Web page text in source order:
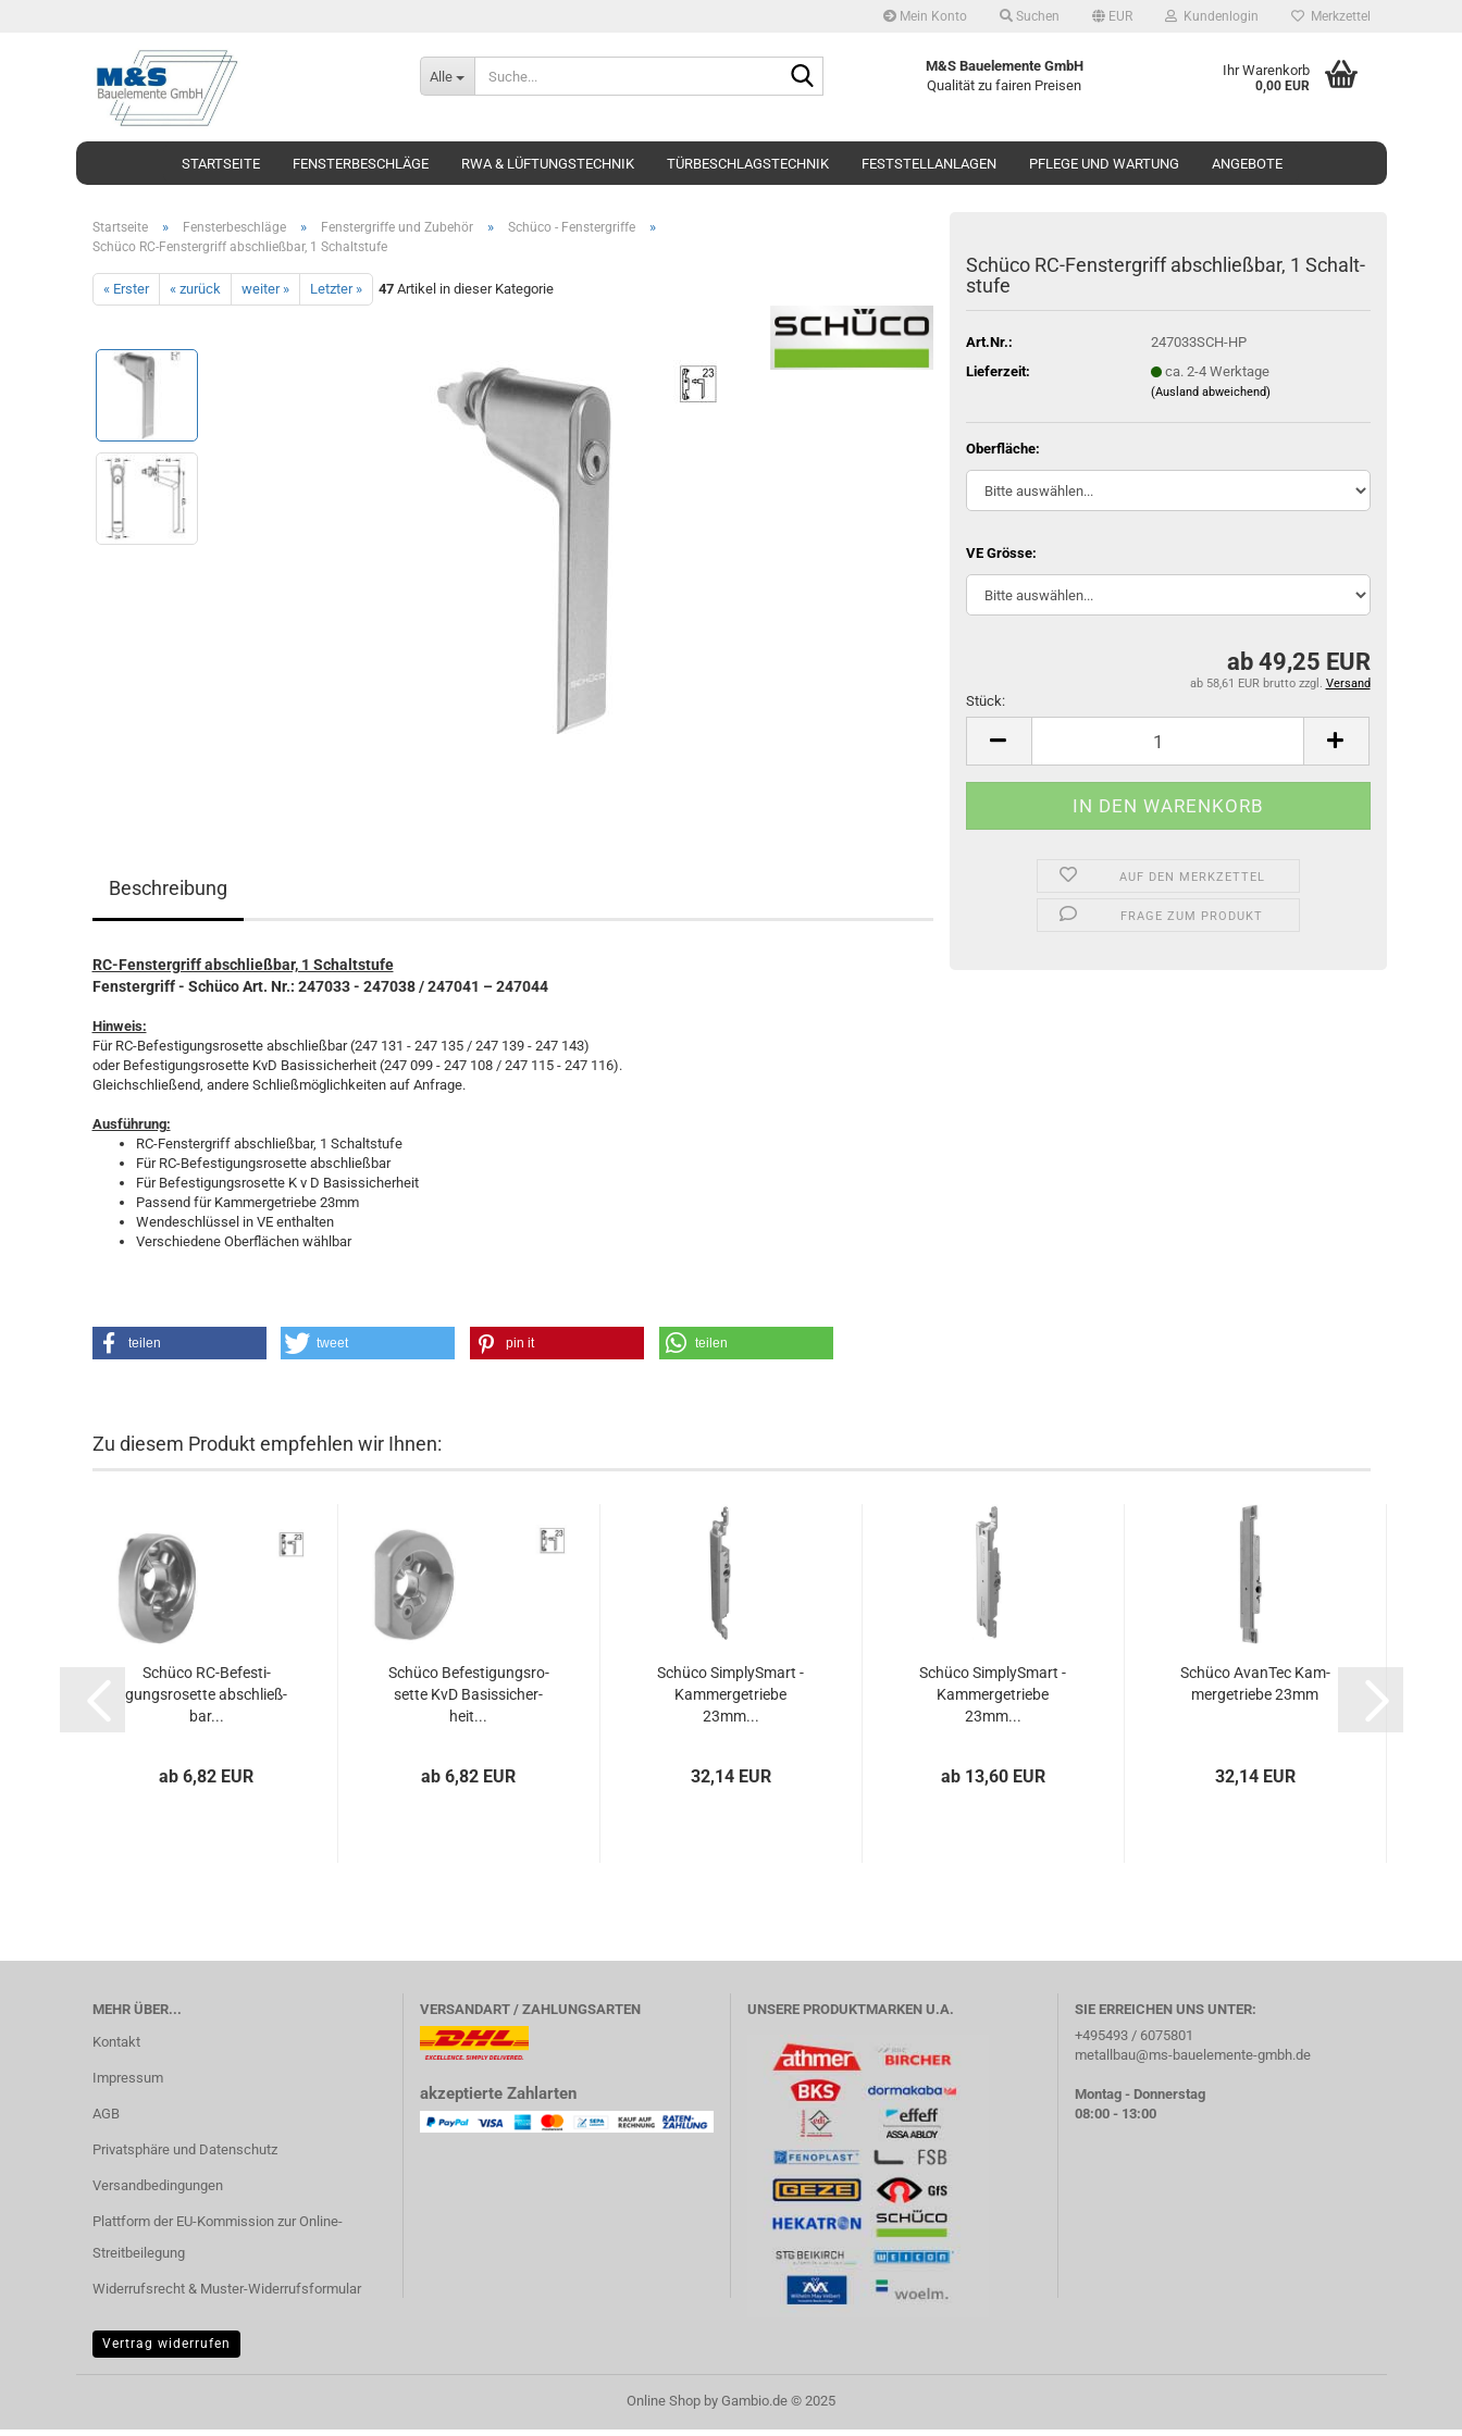
Mein Konto Suchen EUR Kundenlogin Merkzettel
Alle
M&S Bauelemente GmbH
Qualität zu fairen Preisen
Ihr Warenkorb
0,00 EUR
STARTSEITE FENSTERBESCHLÄGE RWA & LÜFTUNGSTECHNIK TÜRBESCHLAGSTECHNIK FESTSTELLANLAGEN PFLEGE UND WARTUNG ANGEBOTE
Startseite » Fensterbeschläge » Fenstergriffe und Zubehör » Schüco - Fenstergriffe »
Schüco RC-Fenstergriff abschließbar, 1 Schaltstufe
« Erster « zurück weiter » Letzter » 47Artikel in dieser Kategorie
Schü­co RC-​Fenstergriff ab­schließ­bar, 1 Schalt­
stu­fe
Art.Nr.:
247033SCH-HP
Lieferzeit:
ca. 2-4 Werktage
(Ausland abweichend)
Oberfläche:
VE Grösse:
ab 49,25 EUR
ab 58,61 EUR bruttozzgl. Versand
Stück:
Stück
AUF DEN MERKZETTEL
FRAGE ZUM PRODUKT
Beschreibung
RC-Fenstergriff abschließbar, 1 Schaltstufe
Fenstergriff - Schüco Art. Nr.: 247033 - 247038 / 247041 – 247044
Hinweis:
Für RC-Befestigungsrosette abschließbar (247 131 - 247 135 / 247 139 - 247 143)
oder Befestigungsrosette KvD Basissicherheit (247 099 - 247 108 / 247 115 - 247 116).
Gleichschließend, andere Schließmöglichkeiten auf Anfrage.
Ausführung:
RC-Fenstergriff abschließbar, 1 Schaltstufe
Für RC-Befestigungsrosette abschließbar
Für Befestigungsrosette K v D Basissicherheit
Passend für Kammergetriebe 23mm
Wendeschlüssel in VE enthalten
Verschiedene Oberflächen wählbar
teilen tweet pin it teilen
Zu diesem Produkt empfehlen wir Ihnen:
Schü­co RC-​Be­fes­ti­
gungs­ro­set­te ab­schließ­
bar...
ab 6,82 EUR
Schü­co Be­fes­ti­gungs­ro­
set­te KvD Ba­sis­si­cher­
heit...
ab 6,82 EUR
Schü­co Sim­plyS­mart -
Kam­mer­ge­trie­be
23mm...
32,14 EUR
Schü­co Sim­plyS­mart -
Kam­mer­ge­trie­be
23mm...
ab 13,60 EUR
Schü­co Avan­Tec Kam­
mer­ge­trie­be 23mm
32,14 EUR
MEHR ÜBER...
Kontakt
Impressum
AGB
Privatsphäre und Datenschutz
Versandbedingungen
Plattform der EU-Kommission zur Online-
Streitbeilegung
Widerrufsrecht & Muster-Widerrufsformular
VERSANDART / ZAHLUNGSARTEN
akzeptierte Zahlarten
UNSERE PRODUKTMARKEN U.A.
SIE ERREICHEN UNS UNTER:
+495493 / 6075801
metallbau@ms-bauelemente-gmbh.de
Montag - Donnerstag
08:00 - 13:00
Vertrag widerrufen
Online Shop by Gambio.de © 2025